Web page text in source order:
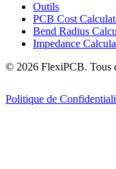
Outils
PCB Cost
Bend Radius
Impedance
© 2026 FlexiPCB. Tous
Politique de